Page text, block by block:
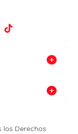
los Derechos